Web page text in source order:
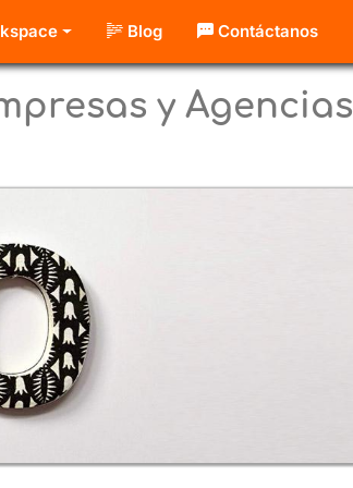
Blog Contáctanos
y Agencias